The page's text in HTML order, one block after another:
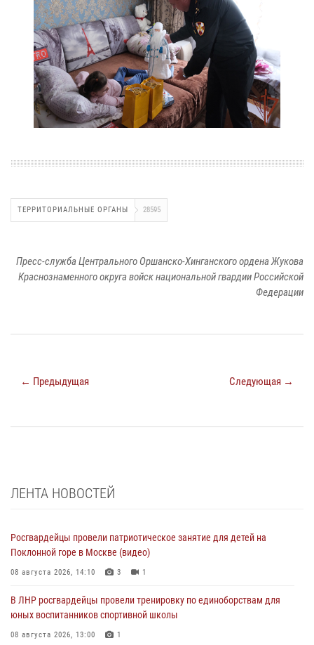
ТЕРРИТОРИАЛЬНЫЕ ОРГАНЫ 28595
Пресс-служба Центрального Оршанско-Хинганского ордена Жукова
Краснознаменного округа войск национальной гвардии Российской
Федерации
← Предыдущая Следующая →
ЛЕНТА НОВОСТЕЙ
Росгвардейцы провели патриотическое занятие для детей на
Поклонной горе в Москве (видео)
08 августа 2026, 14:10 3 1
В ЛНР росгвардейцы провели тренировку по единоборствам для
юных воспитанников спортивной школы
08 августа 2026, 13:00 1